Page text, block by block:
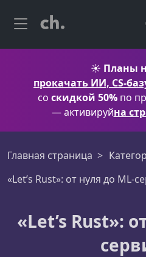
☀️ Планы
прокачать ИИ, CS-
со скидкой 50% по
— активируйна
Главная страница
«Let’s Rust»: от нуля до ML-
«Let’s Rust»: